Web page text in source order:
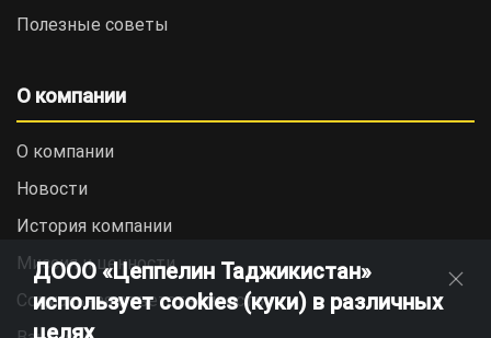
Полезные советы
О компании
О компании
Новости
История компании
Миссия и ценности
Социальная ответственность
ДООО «Цеппелин Таджикистан»
использует cookies (куки) в различных
целях